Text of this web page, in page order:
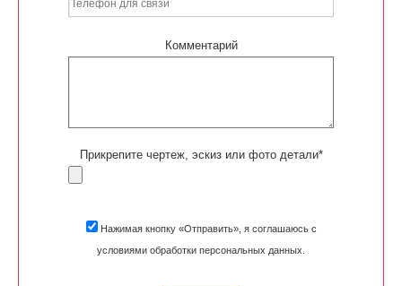
Комментарий
Прикрепите чертеж, эскиз или фото детали*
Нажимая кнопку «Отправить», я соглашаюсь с
условиями обработки персональных данных.